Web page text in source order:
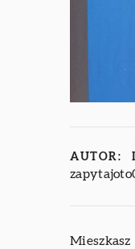
AUTOR:
zapytajoto